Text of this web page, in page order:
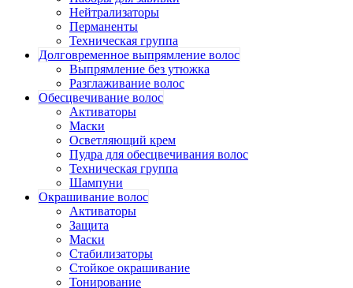
Нейтрализаторы
Перманенты
Техническая группа
Долговременное выпрямление волос
Выпрямление без утюжка
Разглаживание волос
Обесцвечивание волос
Активаторы
Маски
Осветляющий крем
Пудра для обесцвечивания волос
Техническая группа
Шампуни
Окрашивание волос
Активаторы
Защита
Маски
Стабилизаторы
Стойкое окрашивание
Тонирование